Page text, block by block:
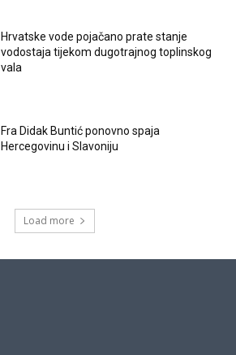
Hrvatske vode pojačano prate stanje
vodostaja tijekom dugotrajnog toplinskog
vala
Fra Didak Buntić ponovno spaja
Hercegovinu i Slavoniju
Load more